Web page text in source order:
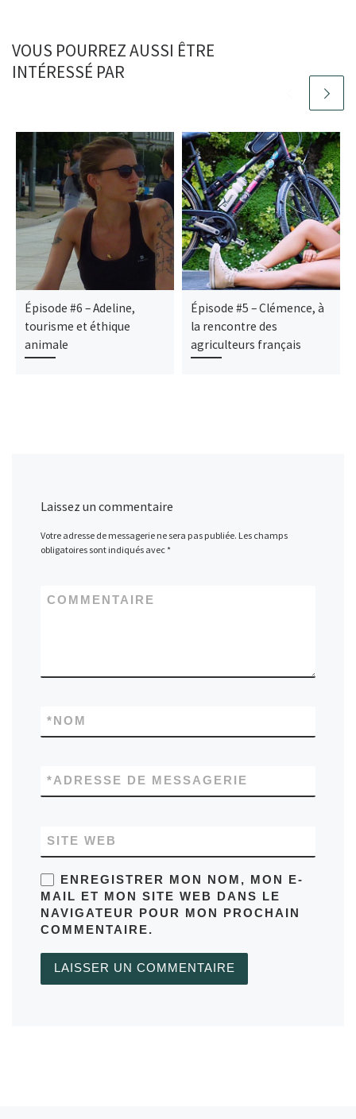
VOUS POURREZ AUSSI ÊTRE
INTÉRESSÉ PAR
Épisode #6 – Adeline,
tourisme et éthique
animale
Épisode #5 – Clémence, à
la rencontre des
agriculteurs français
Laissez un commentaire
Votre adresse de messagerie ne sera pas publiée. Les champs
obligatoires sont indiqués avec*
COMMENTAIRE
NOM
*
ADRESSE DE MESSAGERIE
*
SITE WEB
ENREGISTRER MON NOM, MON E-
MAIL ET MON SITE WEB DANS LE
NAVIGATEUR POUR MON PROCHAIN
COMMENTAIRE.